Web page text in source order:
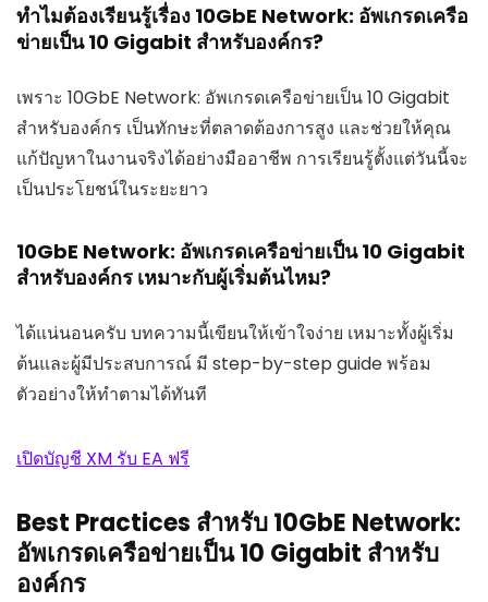
ทำไมต้องเรียนรู้เรื่อง 10GbE Network: อัพเกรดเครือ
ข่ายเป็น 10 Gigabit สำหรับองค์กร?
เพราะ 10GbE Network: อัพเกรดเครือข่ายเป็น 10 Gigabit
สำหรับองค์กร เป็นทักษะที่ตลาดต้องการสูง และช่วยให้คุณ
แก้ปัญหาในงานจริงได้อย่างมืออาชีพ การเรียนรู้ตั้งแต่วันนี้จะ
เป็นประโยชน์ในระยะยาว
10GbE Network: อัพเกรดเครือข่ายเป็น 10 Gigabit
สำหรับองค์กร เหมาะกับผู้เริ่มต้นไหม?
ได้แน่นอนครับ บทความนี้เขียนให้เข้าใจง่าย เหมาะทั้งผู้เริ่ม
ต้นและผู้มีประสบการณ์ มี step-by-step guide พร้อม
ตัวอย่างให้ทำตามได้ทันที
เปิดบัญชี XM รับ EA ฟรี
Best Practices สำหรับ 10GbE Network:
อัพเกรดเครือข่ายเป็น 10 Gigabit สำหรับ
องค์กร